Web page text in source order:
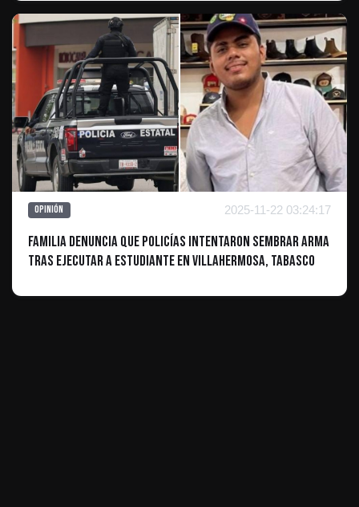
Opinión 2025-11-22 03:24:17
Familia denuncia que policías intentaron sembrar arma
tras ejecutar a estudiante en Villahermosa, Tabasco